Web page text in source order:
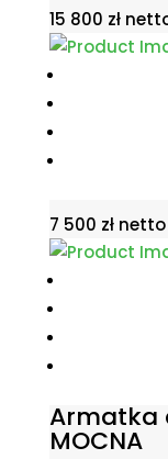
15 800 zł
7 500 zł netto |
Armatka
MOCNA